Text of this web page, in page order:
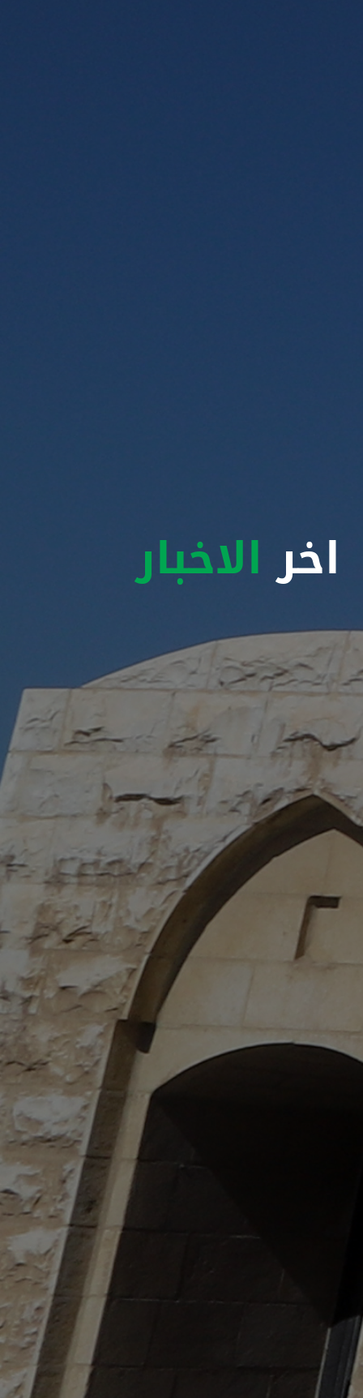
اخر الاخبار